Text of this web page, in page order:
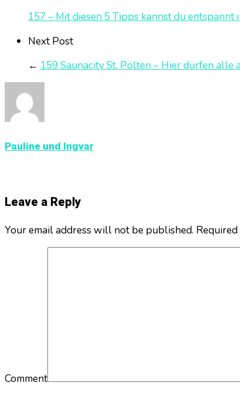
157 – Mit diesen 5 Tipps kannst du entspannt
Next Post
← 159 Saunacity St. Pölten – Hier dürfen alle
Pauline und Ingvar
Leave a Reply
Your email address will not be published.
Comment